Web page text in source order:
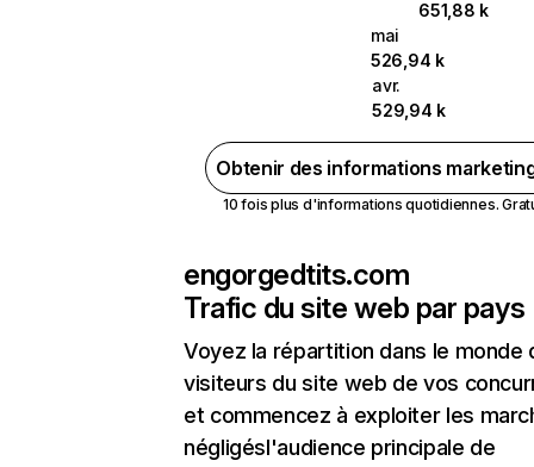
651,88 k
mai
526,94 k
avr.
529,94 k
Obtenir des informations
10 fois plus d'informations quotidiennes.
engorgedtits.com
Trafic du site web par pays
Voyez la répartition dans le monde
visiteurs du site web de vos
et commencez à exploiter les
négligésl'audience principale de